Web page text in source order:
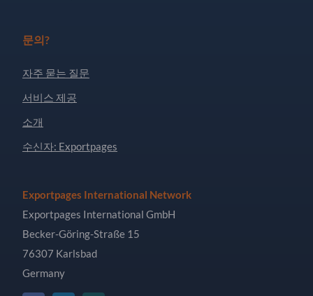
문의?
자주 묻는 질문
서비스 제공
소개
수신자: Exportpages
Exportpages International Network
Exportpages International GmbH
Becker-Göring-Straße 15
76307 Karlsbad
Germany